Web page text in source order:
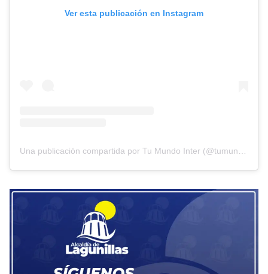
Ver esta publicación en Instagram
Una publicación compartida por Tu Mundo Inter (@tumundointer)